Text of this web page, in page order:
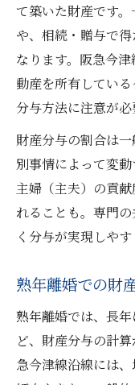
て築いた財産です
や、相続・贈与で
なります。阪急今
動産を所有してい
分与方法に注意が必
財産分与の割合は
別事情によって変
主婦（主夫）の貢
れることも。専門
く分与が実現しやす
熟年離婚での財
熟年離婚では、長
ど、財産分与の計
急今津線沿線には